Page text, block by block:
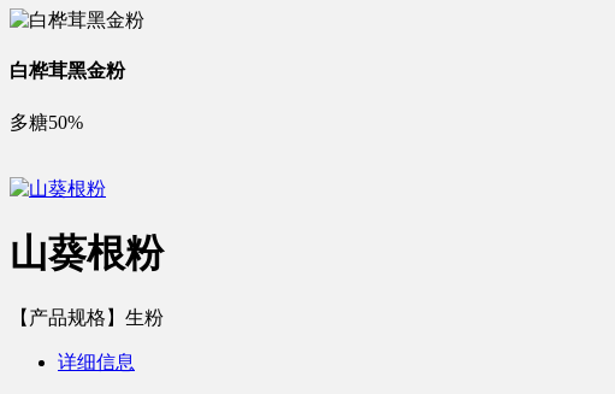
白桦茸黑金粉
多糖50%
山葵根粉
【产品规格】生粉
详细信息